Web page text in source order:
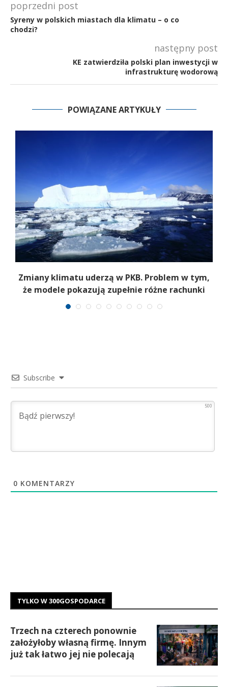
poprzedni post
Syreny w polskich miastach dla klimatu – o co
chodzi?
następny post
KE zatwierdziła polski plan inwestycji w
infrastrukturę wodorową
POWIĄZANE ARTYKUŁY
Zmiany klimatu uderzą w PKB. Problem w tym,
że modele pokazują zupełnie różne rachunki
Subscribe
500
0 KOMENTARZY
TYLKO W 300GOSPODARCE
Trzech na czterech ponownie
założyłoby własną firmę. Innym
już tak łatwo jej nie polecają